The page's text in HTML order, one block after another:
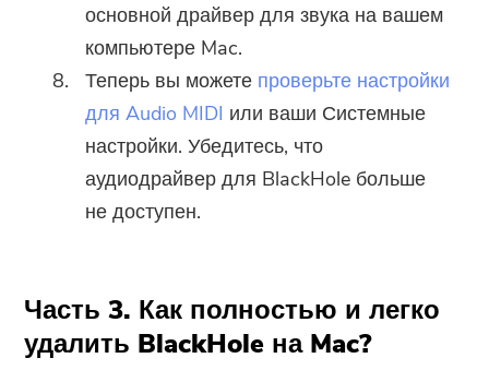
основной драйвер для звука на вашем
компьютере Mac.
Теперь вы можете проверьте настройки
для Audio MIDI или ваши Системные
настройки. Убедитесь, что
аудиодрайвер для BlackHole больше
не доступен.
Часть 3. Как полностью и легко
удалить BlackHole на Mac?
Купить